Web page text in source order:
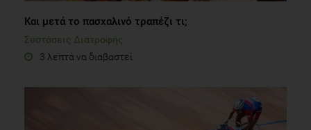
Και μετά το πασχαλινό τραπέζι τι;
Συστάσεις Διατροφής
3 λεπτά να διαβαστεί